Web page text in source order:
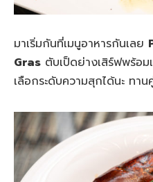
มาเริ่มกันที่เมนูอาหารกันเลย
Gras ตับเป็ดย่างเสิร์ฟพร้อ
เลือกระดับความสุกได้นะ ทา